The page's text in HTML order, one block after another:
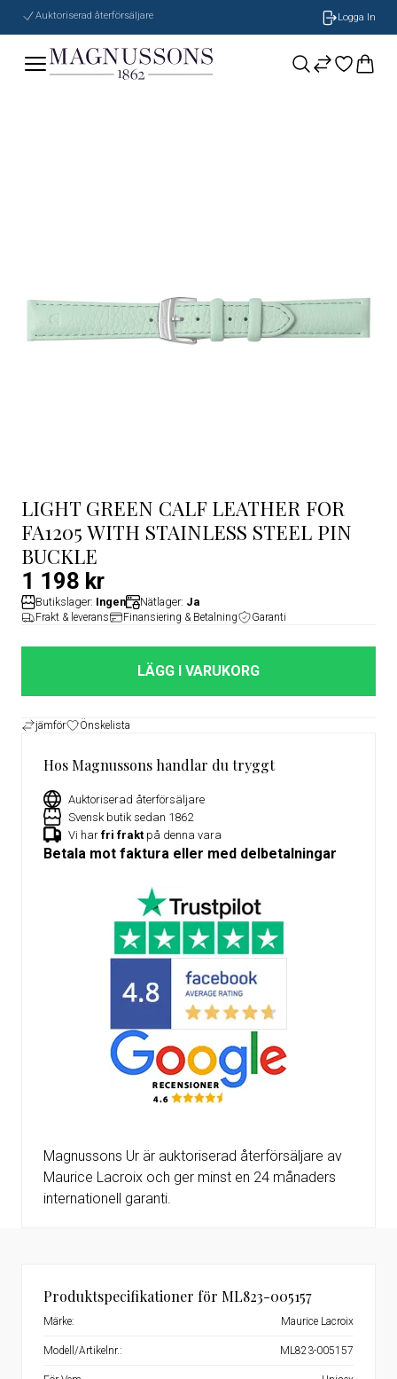
Auktoriserad återförsäljare Logga In
LIGHT GREEN CALF LEATHER FOR
FA1205 WITH STAINLESS STEEL PIN
BUCKLE
1 198 kr
Butikslager: Ingen Nätlager: Ja
Frakt & leverans Finansiering & Betalning Garanti
LÄGG I VARUKORG
jämför Önskelista
Hos Magnussons handlar du tryggt
Auktoriserad återförsäljare
Svensk butik sedan 1862
Vi har fri frakt på denna vara
Betala mot faktura eller med delbetalningar
Magnussons Ur är auktoriserad återförsäljare av
Maurice Lacroix och ger minst en 24 månaders
internationell garanti.
Produktspecifikationer för ML823-005157
Märke: Maurice Lacroix
Modell/Artikelnr.: ML823-005157